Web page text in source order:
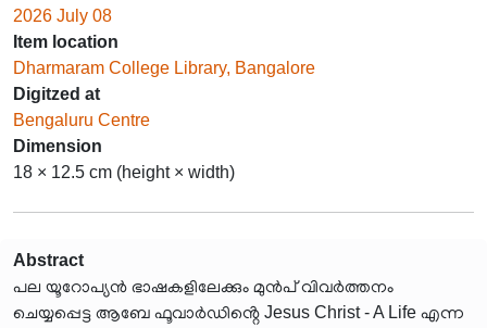
2026 July 08
Item location
Dharmaram College Library, Bangalore
Digitzed at
Bengaluru Centre
Dimension
18 × 12.5 cm (height × width)
Abstract
പല യൂറോപ്യൻ ഭാഷകളിലേക്കും മുൻപ് വിവർത്തനം
ചെയ്യപ്പെട്ട ആബേ ഫൂവാർഡിൻ്റെ Jesus Christ - A Life എന്ന